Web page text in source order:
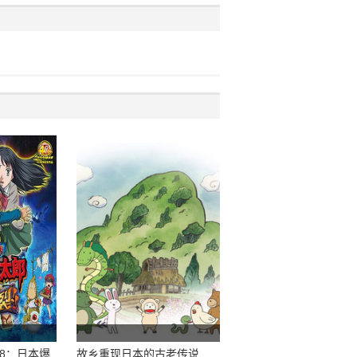
：日本爆 故乡重现日本的古老传说